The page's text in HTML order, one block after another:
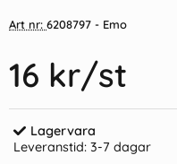
Art nr: 6208797 - Emo
16 kr/st
Lagervara
Leveranstid: 3-7 dagar